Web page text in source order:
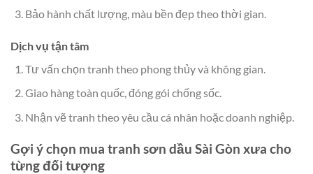
Bảo hành chất lượng, màu bền đẹp theo thời gian.
Dịch vụ tận tâm
Tư vấn chọn tranh theo phong thủy và không gian.
Giao hàng toàn quốc, đóng gói chống sốc.
Nhận vẽ tranh theo yêu cầu cá nhân hoặc doanh nghiệp.
Gợi ý chọn mua tranh sơn dầu Sài Gòn xưa cho
từng đối tượng